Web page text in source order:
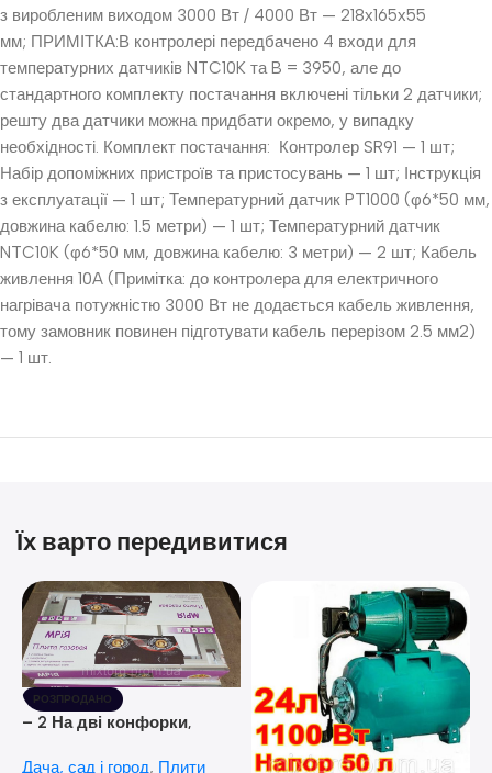
з виробленим виходом 3000 Вт / 4000 Вт — 218х165х55
мм; ПРИМІТКА:В контролері передбачено 4 входи для
температурних датчиків NTC10K та B = 3950, але до
стандартного комплекту постачання включені тільки 2 датчики;
решту два датчики можна придбати окремо, у випадку
необхідності. Комплект постачання: Контролер SR91 — 1 шт;
Набір допоміжних пристроїв та пристосувань — 1 шт; Інструкція
з експлуатації — 1 шт; Температурний датчик PT1000 (φ6*50 мм,
довжина кабелю: 1.5 метри) — 1 шт; Температурний датчик
NTC10K (φ6*50 мм, довжина кабелю: 3 метри) — 2 шт; Кабель
живлення 10A (Примітка: до контролера для електричного
нагрівача потужністю 3000 Вт не додається кабель живлення,
тому замовник повинен підготувати кабель перерізом 2.5 мм2)
— 1 шт.
Їх варто передивитися
РОЗПРОДАНО
– 2 На дві конфорки,
розпалюванням.
Дача, сад і город, Плити